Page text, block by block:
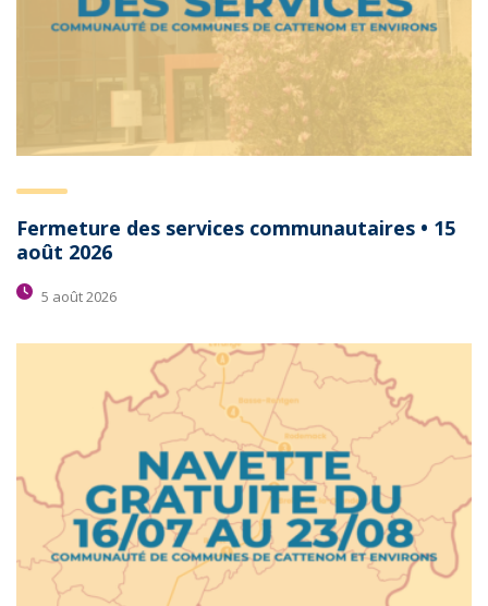
Fermeture des services communautaires • 15
août 2026
5 août 2026